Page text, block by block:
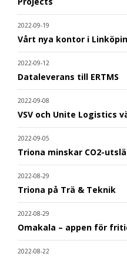
2022-09-19
Vårt nya kontor i
2022-09-12
Dataleverans till ERTMS
2022-09-08
VSV och Unite Logistics
2022-09-05
Triona minskar CO2-
2022-08-29
Triona på Trä & Teknik
2022-08-29
Omakala – appen för
2022-08-22